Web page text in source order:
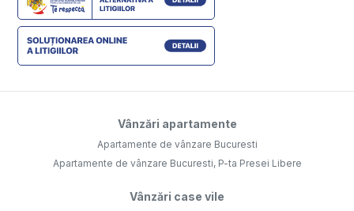
Vânzări apartamente
Apartamente de vânzare Bucuresti
Apartamente de vânzare Bucuresti, P-ta Presei Libere
Vânzări case vile